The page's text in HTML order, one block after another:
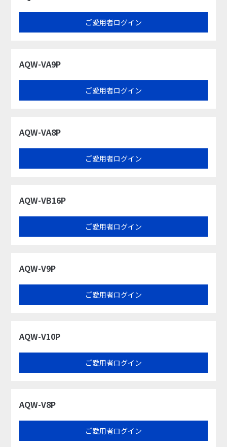
ご愛用者ログイン
AQW-VA9P
ご愛用者ログイン
AQW-VA8P
ご愛用者ログイン
AQW-VB16P
ご愛用者ログイン
AQW-V9P
ご愛用者ログイン
AQW-V10P
ご愛用者ログイン
AQW-V8P
ご愛用者ログイン